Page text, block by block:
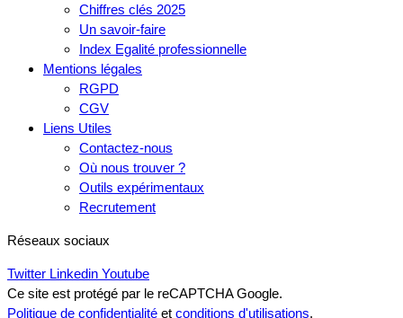
Chiffres clés 2025
Un savoir-faire
Index Egalité professionnelle
Mentions légales
RGPD
CGV
Liens Utiles
Contactez-nous
Où nous trouver ?
Outils expérimentaux
Recrutement
Réseaux sociaux
Twitter Linkedin Youtube
Ce site est protégé par le reCAPTCHA Google.
Politique de confidentialité et conditions d'utilisations.